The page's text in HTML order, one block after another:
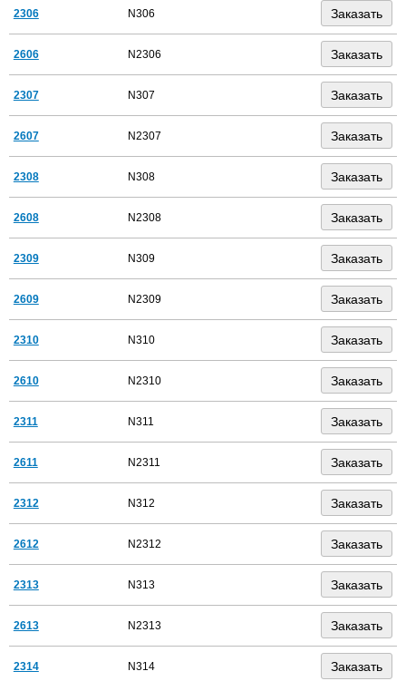
2306 N306
2606 N2306
2307 N307
2607 N2307
2308 N308
2608 N2308
2309 N309
2609 N2309
2310 N310
2610 N2310
2311 N311
2611 N2311
2312 N312
2612 N2312
2313 N313
2613 N2313
2314 N314